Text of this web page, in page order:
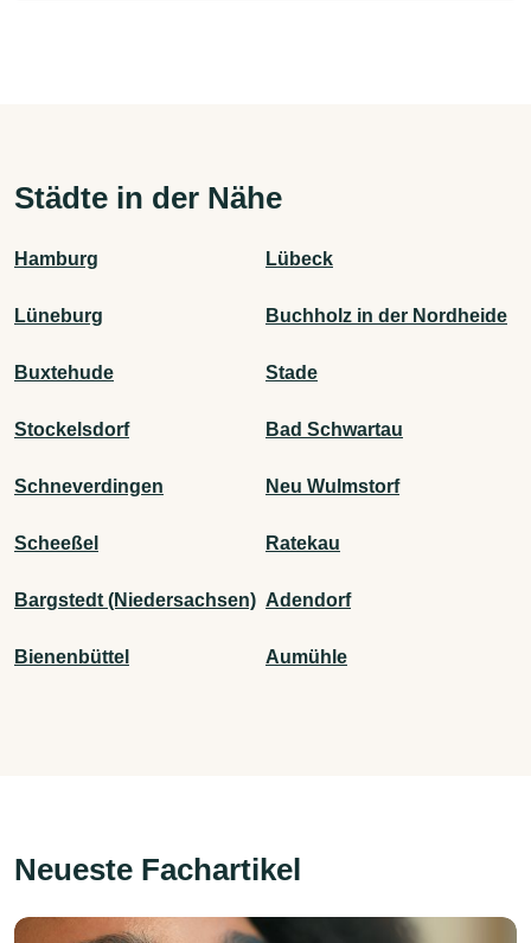
Städte in der Nähe
Hamburg Lübeck
Lüneburg Buchholz in der Nordheide
Buxtehude Stade
Stockelsdorf Bad Schwartau
Schneverdingen Neu Wulmstorf
Scheeßel Ratekau
Bargstedt (Niedersachsen) Adendorf
Bienenbüttel Aumühle
Neueste Fachartikel